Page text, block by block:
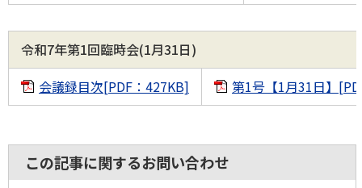
令和7年第1回臨時会(1月31日)
会議録目次[PDF：427KB]
第1号【1月31日】
この記事に関するお問い合わせ